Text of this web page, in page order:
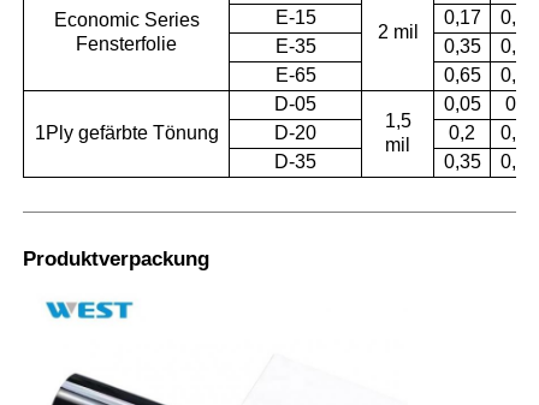
Economic Series
Fensterfolie
2 mil
E-15
0,17
0,53
E-35
0,35
0,35
E-65
0,65 0,35
1Ply gefärbte Tönung
D-05
1,5
mil
0,05
0,5
D-20
0,2
0,41
D-35
0,35 0,36
Produktverpackung